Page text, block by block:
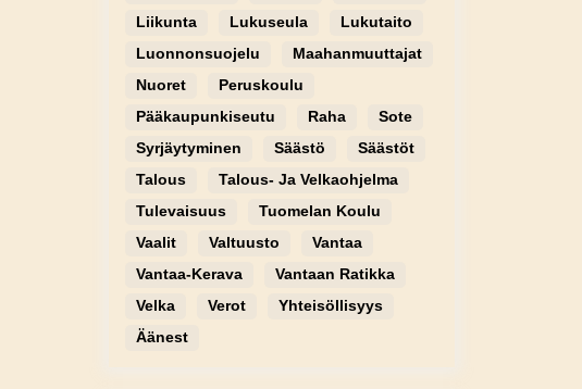
Liikunta
Lukuseula
Lukutaito
Luonnonsuojelu
Maahanmuuttajat
Nuoret
Peruskoulu
Pääkaupunkiseutu
Raha
Sote
Syrjäytyminen
Säästö
Säästöt
Talous
Talous- Ja Velkaohjelma
Tulevaisuus
Tuomelan Koulu
Vaalit
Valtuusto
Vantaa
Vantaa-Kerava
Vantaan Ratikka
Velka
Verot
Yhteisöllisyys
Äänest